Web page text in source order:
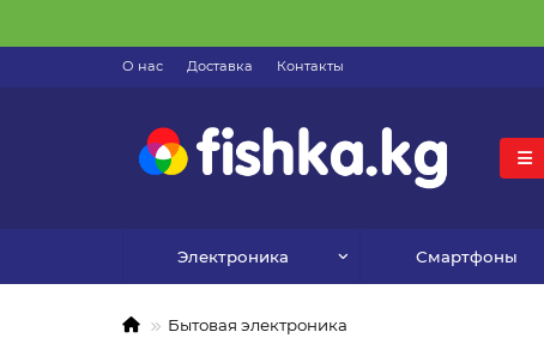
О нас Доставка Контакты
Электроника Смартфоны
Бытовая электроника